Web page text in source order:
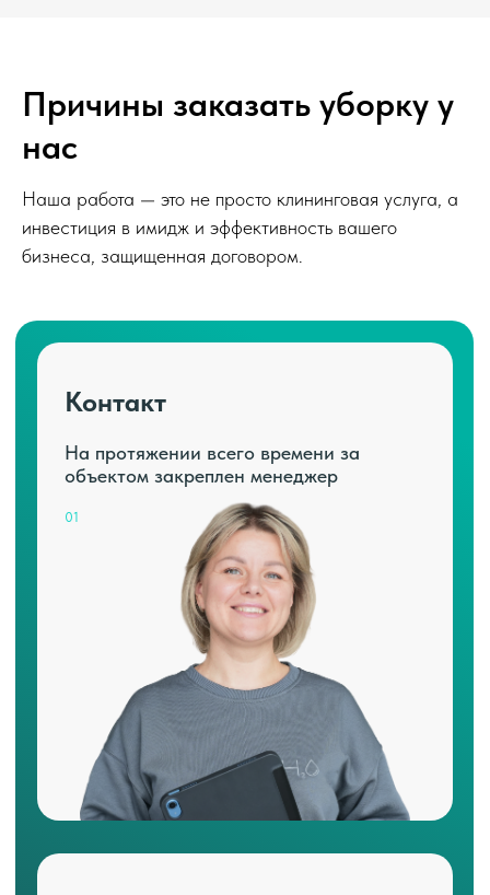
Причины заказать уборку у
нас
Наша работа — это не просто клининговая услуга, а
инвестиция в имидж и эффективность вашего
бизнеса, защищенная договором.
01
Контакт
На протяжении всего времени за
объектом закреплен менеджер